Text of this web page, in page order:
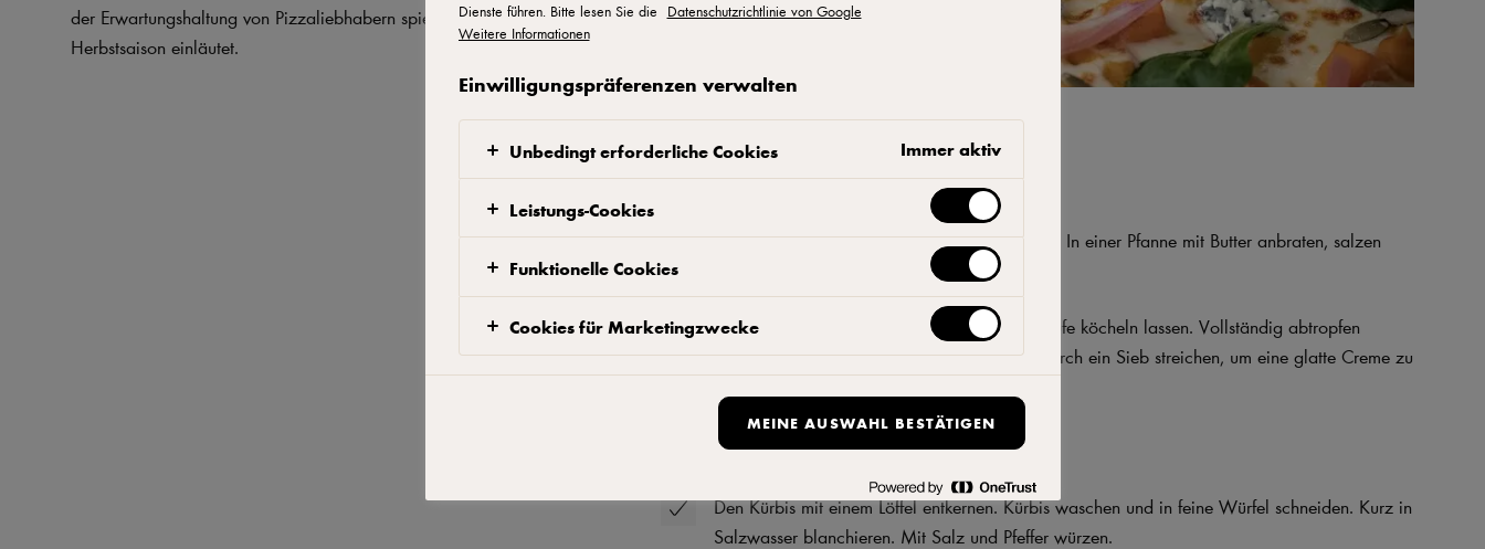
der Erwartungshaltung von Pizzaliebhabern spielt und die kulinarische
Herbstsaison einläutet.
Kürbiscreme:
Kürbis schälen und in kleine Stücke schneiden. In einer Pfanne mit Butter anbraten, salzen
Anschließend für 30 Minuten auf niedriger Stufe köcheln lassen. Vollständig abtropfen
lassen, in einen Mixer geben und pürieren. Durch ein Sieb streichen, um eine glatte Creme zu
Feine Kürbiswürfel:
Den Kürbis mit einem Löffel entkernen. Kürbis waschen und in feine Würfel schneiden. Kurz in
Salzwasser blanchieren. Mit Salz und Pfeffer würzen.
Dienste führen. Bitte lesen Sie die
Datenschutzrichtlinie von Google
Weitere Informationen
Einwilligungspräferenzen verwalten
Unbedingt erforderliche Cookies Immer aktiv
Leistungs-Cookies
Funktionelle Cookies
Cookies für Marketingzwecke
MEINE AUSWAHL BESTÄTIGEN